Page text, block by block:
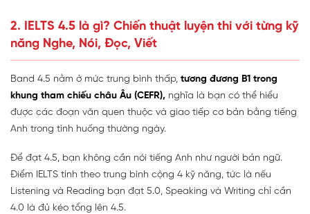
2. IELTS 4.5 là gì? Chiến thuật luyện thi với từng kỹ
năng Nghe, Nói, Đọc, Viết
Band 4.5 nằm ở mức trung bình thấp, tương đương B1 trong
khung tham chiếu châu Âu (CEFR), nghĩa là bạn có thể hiểu
được các đoạn văn quen thuộc và giao tiếp cơ bản bằng tiếng
Anh trong tình huống thường ngày.
Để đạt 4.5, bạn không cần nói tiếng Anh như người bản ngữ.
Điểm IELTS tính theo trung bình cộng 4 kỹ năng, tức là nếu
Listening và Reading bạn đạt 5.0, Speaking và Writing chỉ cần
4.0 là đủ kéo tổng lên 4.5.